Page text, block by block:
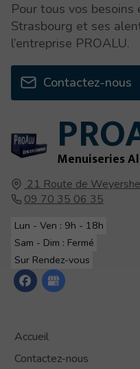
Menuiseries
21 Route de
09 70 35 06 35
Lun - Ven : 9h - 18h
Sam - Dim : Fermé
Sur Rendez-vous
Accueil
Contactez-nous
Pour tous vos besoins
Strasbourg et ses
l’entreprise PROALU.
Contactez-nous